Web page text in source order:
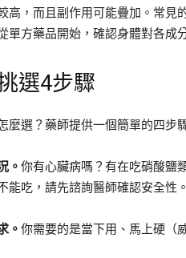
高，而且副作用可能疊加。常
單方藥品開始，確認身體對各成
選4步驟
麼選？藥師提供一個簡單的四步
。 你有心臟病嗎？有在吃硝酸鹽
能吃，請先諮詢醫師確認安全性。
。 你需要的是當下用、馬上硬（